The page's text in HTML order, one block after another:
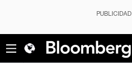
PUBLICIDAD